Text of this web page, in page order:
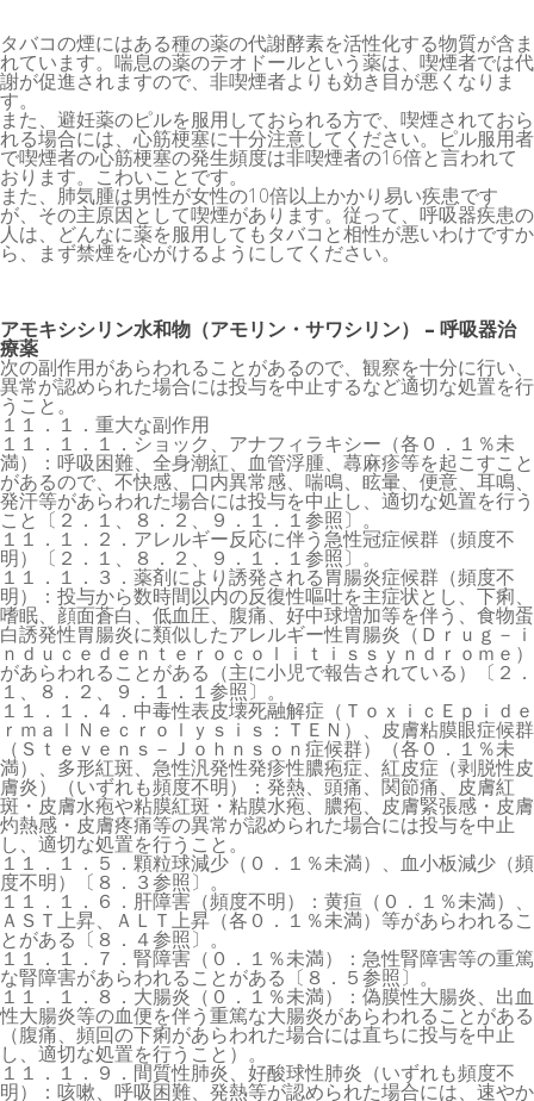
タバコの煙にはある種の薬の代謝酵素を活性化する物質が含ま
れています。喘息の薬のテオドールという薬は、喫煙者では代
謝が促進されますので、非喫煙者よりも効き目が悪くなりま
す。
また、避妊薬のピルを服用しておられる方で、喫煙されておら
れる場合には、心筋梗塞に十分注意してください。ピル服用者
で喫煙者の心筋梗塞の発生頻度は非喫煙者の16倍と言われて
おります。こわいことです。
また、肺気腫は男性が女性の10倍以上かかり易い疾患です
が、その主原因として喫煙があります。従って、呼吸器疾患の
人は、どんなに薬を服用してもタバコと相性が悪いわけですか
ら、まず禁煙を心がけるようにしてください。
アモキシシリン水和物（アモリン・サワシリン） – 呼吸器治
療薬
次の副作用があらわれることがあるので、観察を十分に行い、
異常が認められた場合には投与を中止するなど適切な処置を行
うこと。
１１．１．重大な副作用
１１．１．１．ショック、アナフィラキシー（各０．１％未
満）：呼吸困難、全身潮紅、血管浮腫、蕁麻疹等を起こすこと
があるので、不快感、口内異常感、喘鳴、眩暈、便意、耳鳴、
発汗等があらわれた場合には投与を中止し、適切な処置を行う
こと〔２．１、８．２、９．１．１参照〕。
１１．１．２．アレルギー反応に伴う急性冠症候群（頻度不
明）〔２．１、８．２、９．１．１参照〕。
１１．１．３．薬剤により誘発される胃腸炎症候群（頻度不
明）：投与から数時間以内の反復性嘔吐を主症状とし、下痢、
嗜眠、顔面蒼白、低血圧、腹痛、好中球増加等を伴う、食物蛋
白誘発性胃腸炎に類似したアレルギー性胃腸炎（Ｄｒｕｇ－ｉ
ｎｄｕｃｅｄｅｎｔｅｒｏｃｏｌｉｔｉｓｓｙｎｄｒｏｍｅ）
があらわれることがある（主に小児で報告されている）〔２．
１、８．２、９．１．１参照〕。
１１．１．４．中毒性表皮壊死融解症（ＴｏｘｉｃＥｐｉｄｅ
ｒｍａｌＮｅｃｒｏｌｙｓｉｓ：ＴＥＮ）、皮膚粘膜眼症候群
（Ｓｔｅｖｅｎｓ－Ｊｏｈｎｓｏｎ症候群）（各０．１％未
満）、多形紅斑、急性汎発性発疹性膿疱症、紅皮症（剥脱性皮
膚炎）（いずれも頻度不明）：発熱、頭痛、関節痛、皮膚紅
斑・皮膚水疱や粘膜紅斑・粘膜水疱、膿疱、皮膚緊張感・皮膚
灼熱感・皮膚疼痛等の異常が認められた場合には投与を中止
し、適切な処置を行うこと。
１１．１．５．顆粒球減少（０．１％未満）、血小板減少（頻
度不明）〔８．３参照〕。
１１．１．６．肝障害（頻度不明）：黄疸（０．１％未満）、
ＡＳＴ上昇、ＡＬＴ上昇（各０．１％未満）等があらわれるこ
とがある〔８．４参照〕。
１１．１．７．腎障害（０．１％未満）：急性腎障害等の重篤
な腎障害があらわれることがある〔８．５参照〕。
１１．１．８．大腸炎（０．１％未満）：偽膜性大腸炎、出血
性大腸炎等の血便を伴う重篤な大腸炎があらわれることがある
（腹痛、頻回の下痢があらわれた場合には直ちに投与を中止
し、適切な処置を行うこと）。
１１．１．９．間質性肺炎、好酸球性肺炎（いずれも頻度不
明）：咳嗽、呼吸困難、発熱等が認められた場合には、速やか